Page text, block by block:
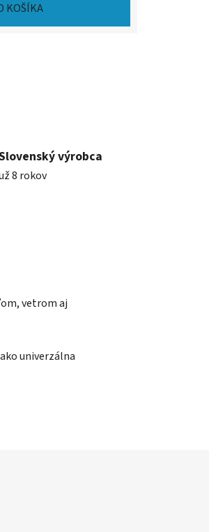
KOŠÍKA
výrobca
8 rokov
vetrom aj
univerzálna